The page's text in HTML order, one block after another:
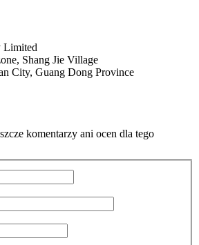
Limited
Shang Jie Village
City, Guang Dong Province
komentarzy ani ocen dla tego